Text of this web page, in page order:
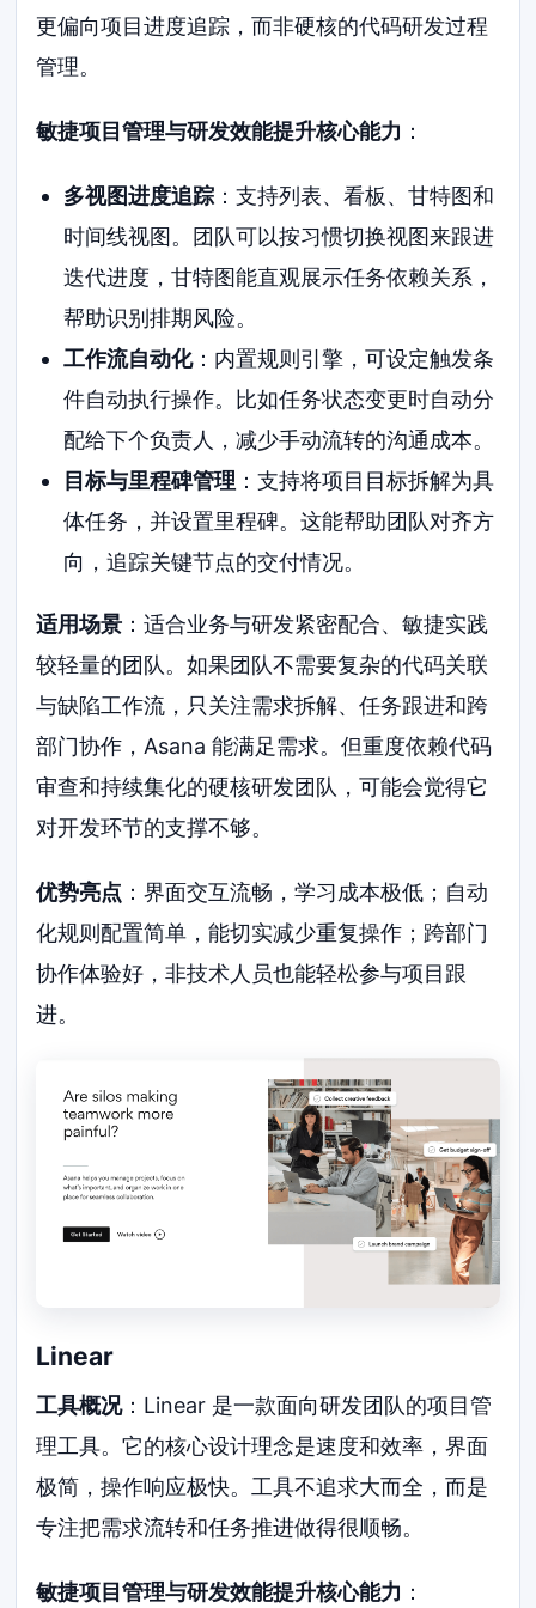
更偏向项目进度追踪，而非硬核的代码研发过程
管理。
敏捷项目管理与研发效能提升核心能力 ：
多视图进度追踪：支持列表、看板、甘特图和
时间线视图。团队可以按习惯切换视图来跟进
迭代进度，甘特图能直观展示任务依赖关系，
帮助识别排期风险。
工作流自动化：内置规则引擎，可设定触发条
件自动执行操作。比如任务状态变更时自动分
配给下个负责人，减少手动流转的沟通成本。
目标与里程碑管理 ：支持将项目目标拆解为具
体任务，并设置里程碑。这能帮助团队对齐方
向，追踪关键节点的交付情况。
适用场景 ：适合业务与研发紧密配合、敏捷实践
较轻量的团队。如果团队不需要复杂的代码关联
与缺陷工作流，只关注需求拆解、任务跟进和跨
部门协作，Asana 能满足需求。但重度依赖代码
审查和持续集化的硬核研发团队，可能会觉得它
对开发环节的支撑不够。
优势亮点 ：界面交互流畅，学习成本极低；自动
化规则配置简单，能切实减少重复操作；跨部门
协作体验好，非技术人员也能轻松参与项目跟
进。
Linear
工具概况：Linear 是一款面向研发团队的项目管
理工具。它的核心设计理念是速度和效率，界面
极简，操作响应极快。工具不追求大而全，而是
专注把需求流转和任务推进做得很顺畅。
敏捷项目管理与研发效能提升核心能力 ：